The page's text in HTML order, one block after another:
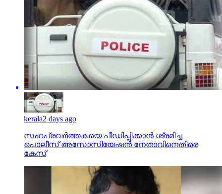
kerala2 days ago
സഹപ്രവര്‍ത്തകയെ പീഡിപ്പിക്കാന്‍ ശ്രമിച്ച
പൊലീസ് അസോസിയേഷന്‍ നേതാവിനെതിരെ
കേസ്